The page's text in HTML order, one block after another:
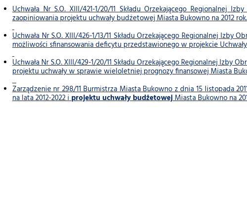
Uchwała Nr S.O. XIII/421-1/20/11 Składu Orzekającego
zaopiniowania projektu uchwały budżetowej Miasta Bukowno na 2012 rok.
Uchwała Nr S.O. XIII/426-1/13/11 Składu Orzekającego Regionalnej
możliwości sfinansowania deficytu przedstawionego w projekcie
Uchwała Nr S.O. XIII/429-1/20/11 Składu Orzekającego Regionalnej
projektu uchwały w sprawie wieloletniej prognozy finansowej Miasta
Zarządzenie nr 298/11 Burmistrza Miasta Bukowno z dnia 15 listopada
na lata 2012-2022 iprojektu uchwały budżetowejMiasta Bukowno na